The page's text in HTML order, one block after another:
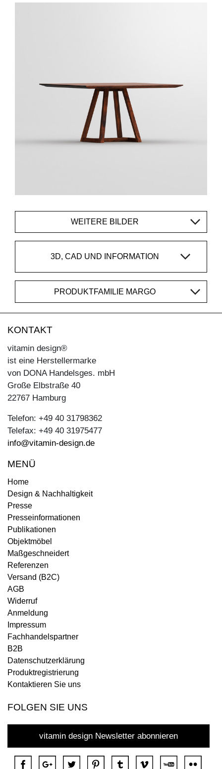
WEITERE BILDER
3D, CAD UND INFORMATION
PRODUKTFAMILIE MARGO
KONTAKT
vitamin design®
ist eine Herstellermarke
von DONA Handelsges. mbH
Große Elbstraße 40
22767 Hamburg
Telefon: +49 40 31798362
Telefax: +49 40 31975477
info@vitamin-design.de
MENÜ
Home
Design & Nachhaltigkeit
Presse
Presseinformationen
Publikationen
Objektmöbel
Maßgeschneidert
Referenzen
Versand (B2C)
AGB
Widerruf
Anmeldung
Impressum
Fachhandelspartner
B2B
Datenschutzerklärung
Produktregistrierung
Kontaktieren Sie uns
FOLGEN SIE UNS
vitamin design Newsletter abonnieren